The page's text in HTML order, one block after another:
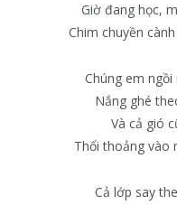
Giờ đang học,
Chim chuyền
Chúng em
Nắng ghé
Và cả gió
Thổi thoảng vào
Cả lớp say